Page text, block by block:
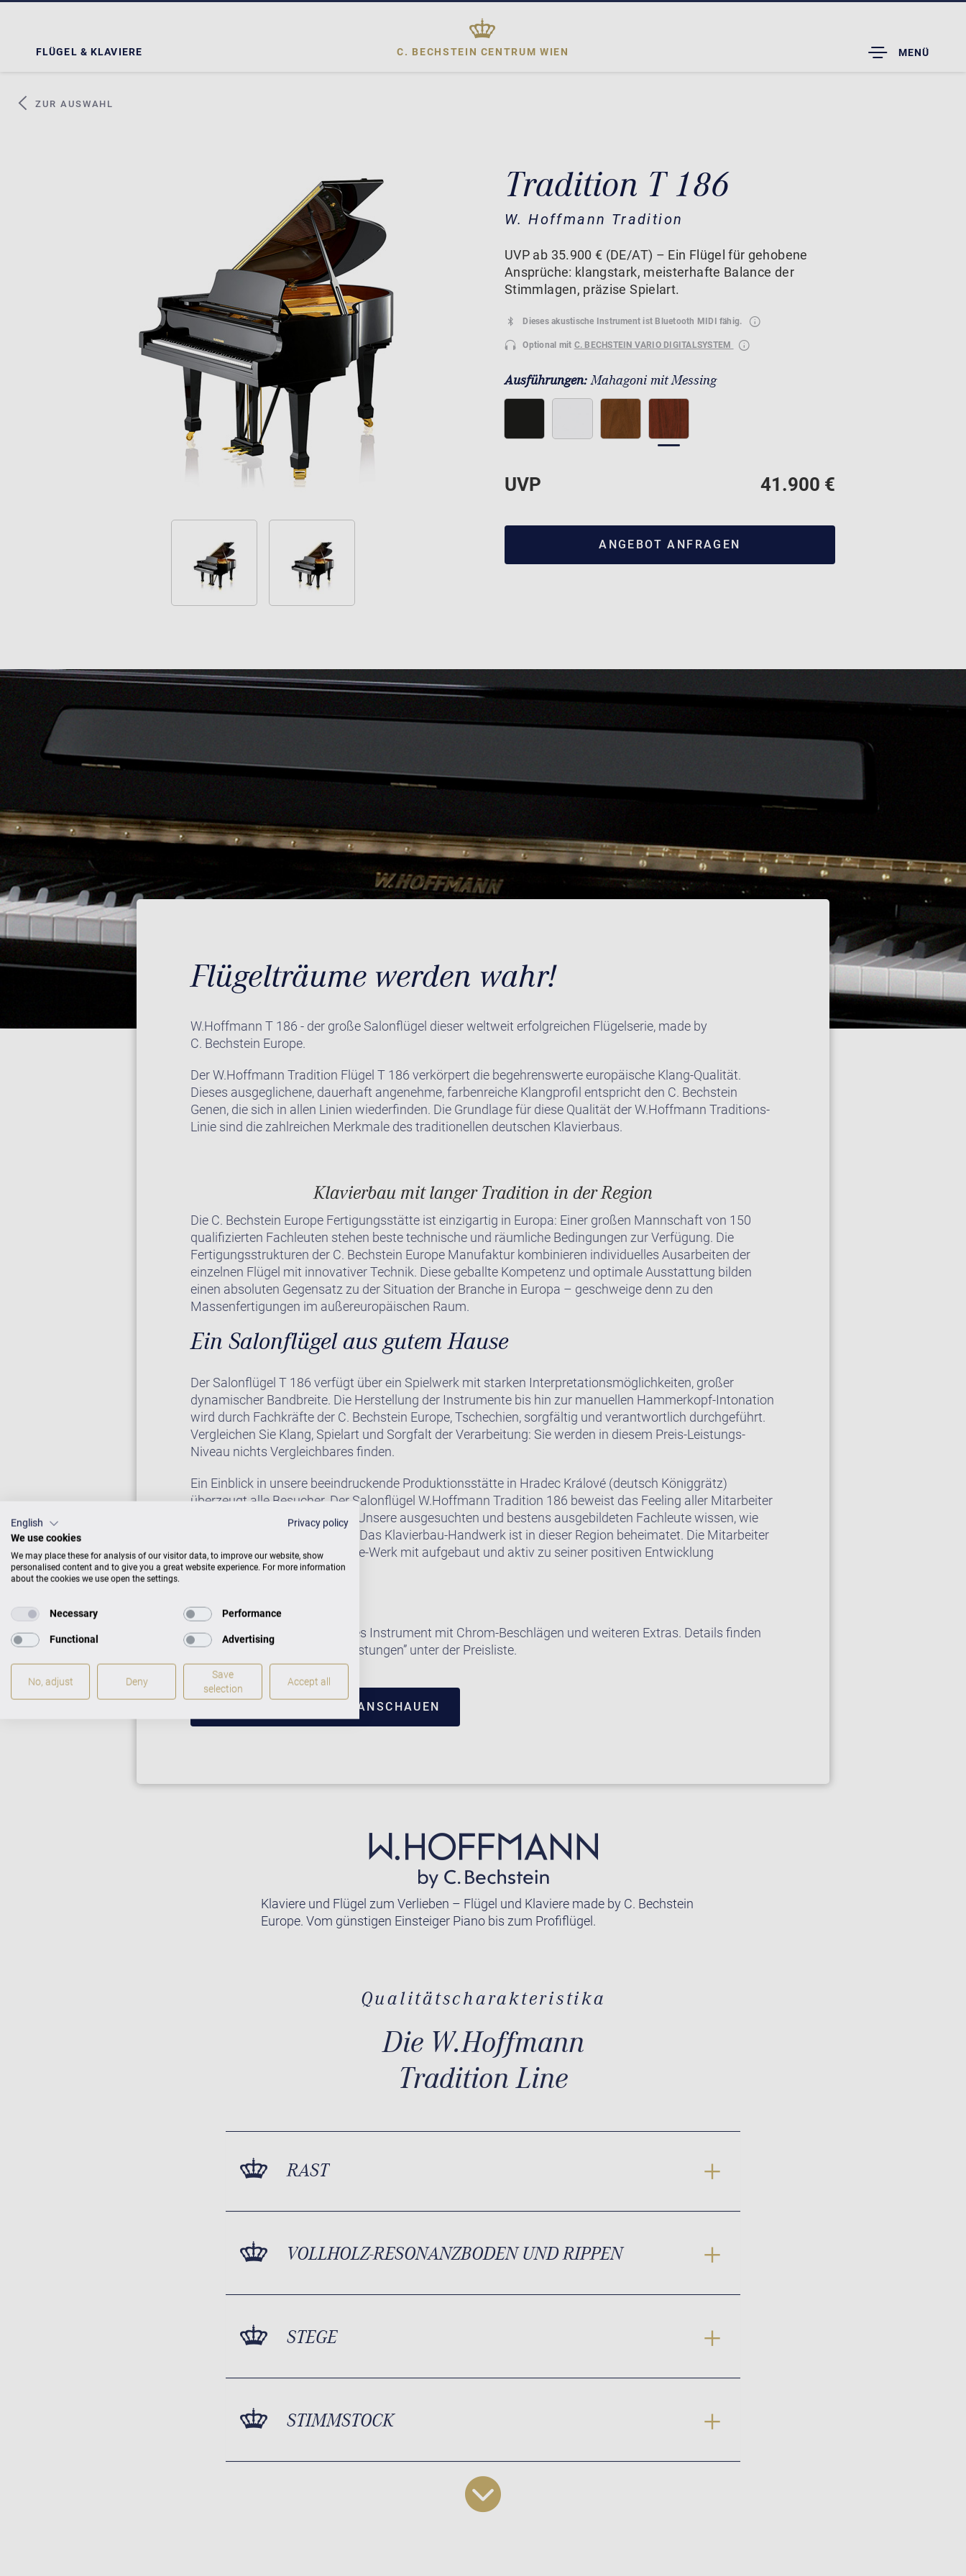
FLÜGEL & KLAVIERE C. BECHSTEIN CENTRUM WIEN
TOGGLE
DROPDOWN
MENÜ
ZUR AUSWAHL
Tradition T 186
W. Hoffmann Tradition
UVP ab 35.900 € (DE/AT) – Ein Flügel für gehobene
Ansprüche: klangstark, meisterhafte Balance der
Stimmlagen, präzise Spielart.
Dieses akustische Instrument ist Bluetooth MIDI fähig.
Optional mit C. BECHSTEIN VARIO DIGITALSYSTEM
Ausführungen:Mahagoni mit Messing
UVP 41.900 €
ANGEBOT ANFRAGEN
Flügelträume werden wahr!
W.Hoffmann T 186 - der große Salonflügel dieser weltweit erfolgreichen Flügelserie, made by
C. Bechstein Europe.
Der W.Hoffmann Tradition Flügel T 186 verkörpert die begehrenswerte europäische Klang-Qualität.
Dieses ausgeglichene, dauerhaft angenehme, farbenreiche Klangprofil entspricht den C. Bechstein
Genen, die sich in allen Linien wiederfinden. Die Grundlage für diese Qualität der W.Hoffmann Traditions-
Linie sind die zahlreichen Merkmale des traditionellen deutschen Klavierbaus.
Klavierbau mit langer Tradition in der Region
Die C. Bechstein Europe Fertigungsstätte ist einzigartig in Europa: Einer großen Mannschaft von 150
qualifizierten Fachleuten stehen beste technische und räumliche Bedingungen zur Verfügung. Die
Fertigungsstrukturen der C. Bechstein Europe Manufaktur kombinieren individuelles Ausarbeiten der
einzelnen Flügel mit innovativer Technik. Diese geballte Kompetenz und optimale Ausstattung bilden
einen absoluten Gegensatz zu der Situation der Branche in Europa – geschweige denn zu den
Massenfertigungen im außereuropäischen Raum.
Ein Salonflügel aus gutem Hause
Der Salonflügel T 186 verfügt über ein Spielwerk mit starken Interpretationsmöglichkeiten, großer
dynamischer Bandbreite. Die Herstellung der Instrumente bis hin zur manuellen Hammerkopf-Intonation
wird durch Fachkräfte der C. Bechstein Europe, Tschechien, sorgfältig und verantwortlich durchgeführt.
Vergleichen Sie Klang, Spielart und Sorgfalt der Verarbeitung: Sie werden in diesem Preis-Leistungs-
Niveau nichts Vergleichbares finden.
Ein Einblick in unsere beeindruckende Produktionsstätte in Hradec Králové (deutsch Königgrätz)
überzeugt alle Besucher. Der Salonflügel W.Hoffmann Tradition 186 beweist das Feeling aller Mitarbeiter
für ein europäisches Produkt. Unsere ausgesuchten und bestens ausgebildeten Fachleute wissen, wie
ein guter Flügel klingen muss. Das Klavierbau-Handwerk ist in dieser Region beheimatet. Die Mitarbeiter
haben das C. Bechstein-Europe-Werk mit aufgebaut und aktiv zu seiner positiven Entwicklung
beigetragen.
Auf Wunsch erhalten Sie dieses Instrument mit Chrom-Beschlägen und weiteren Extras. Details finden
Sie weiter unten bei “Zusatzleistungen” unter der Preisliste.
FLÜGEL IM CENTRUM ANSCHAUEN
Klaviere und Flügel zum Verlieben – Flügel und Klaviere made by C. Bechstein
Europe. Vom günstigen Einsteiger Piano bis zum Profiflügel.
Qualitätscharakteristika
Die W.Hoffmann
Tradition Line
RAST
VOLLHOLZ-RESONANZBODEN UND RIPPEN
STEGE
STIMMSTOCK
English
Privacy policy
We use cookies
We may place these for analysis of our visitor data, to improve our website, show
personalised content and to give you a great website experience. For more information
about the cookies we use open the settings.
Necessary Performance
Functional Advertising
No, adjust Deny
Save
selection
Accept all